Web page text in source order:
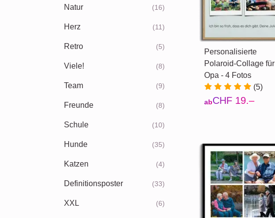
Natur (16)
Herz (11)
Retro (5)
Viele! (8)
Team (9)
Freunde (8)
Schule (10)
Hunde (35)
Katzen (4)
Definitionsposter (33)
XXL (6)
Personalisierte
Polaroid-Collage für
Opa - 4 Fotos
(5)
abCHF 19.–